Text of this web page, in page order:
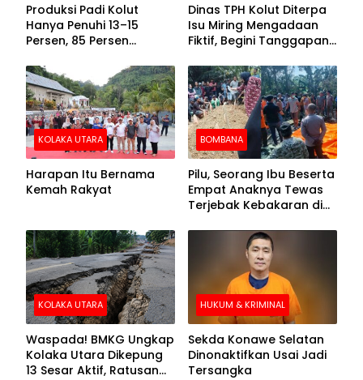
Produksi Padi Kolut
Hanya Penuhi 13–15
Persen, 85 Persen
Daerah Tetangga
Dinas TPH Kolut Diterpa
Isu Miring Mengadaan
Fiktif, Begini Tanggapan
KOLAKA UTARA
Harapan Itu Bernama
Kemah Rakyat
BOMBANA
Pilu, Seorang Ibu Beserta
Empat Anaknya Tewas
Terjebak Kebakaran di
KOLAKA UTARA
Waspada! BMKG Ungkap
Kolaka Utara Dikepung
13 Sesar Aktif, Ratusan
HUKUM & KRIMINAL
Sekda Konawe Selatan
Dinonaktifkan Usai Jadi
Tersangka